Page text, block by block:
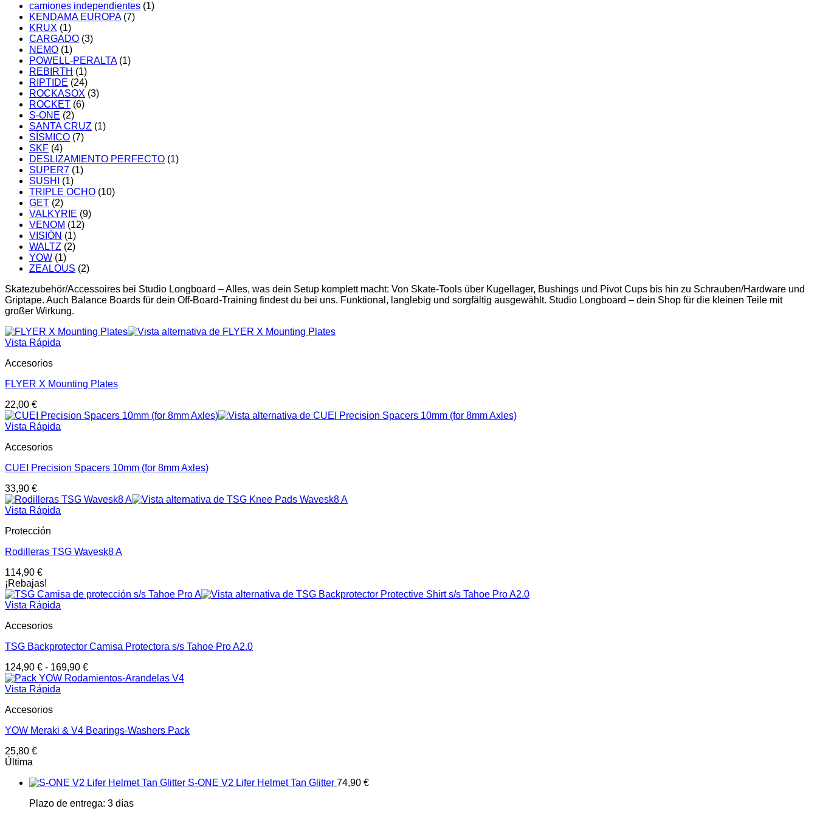
camiones independientes (1)
KENDAMA EUROPA (7)
KRUX (1)
CARGADO (3)
NEMO (1)
POWELL-PERALTA (1)
REBIRTH (1)
RIPTIDE (24)
ROCKASOX (3)
ROCKET (6)
S-ONE (2)
SANTA CRUZ (1)
SÍSMICO (7)
SKF (4)
DESLIZAMIENTO PERFECTO (1)
SUPER7 (1)
SUSHI
(1)
TRIPLE OCHO (10)
GET (2)
VALKYRIE (9)
VENOM (12)
VISIÓN (1)
WALTZ (2)
YOW (1)
ZEALOUS (2)
Skatezubehör/Accessoires bei Studio Longboard – Alles, was dein Setup komplett macht: Von Skate-Tools über Kugellager, Bushings und Pivot Cups bis hin zu Schrauben/Hardware und
Griptape. Auch Balance Boards für dein Off-Board-Training findest du bei uns. Funktional, langlebig und sorgfältig ausgewählt. Studio Longboard – dein Shop für die kleinen Teile mit
großer Wirkung.
Vista Rápida
Accesorios
FLYER X Mounting Plates
22,00 €
Vista Rápida
Accesorios
CUEI Precision Spacers 10mm (for 8mm Axles)
33,90 €
Vista Rápida
Protección
Rodilleras TSG Wavesk8 A
114,90 €
¡Rebajas!
Vista Rápida
Accesorios
TSG Backprotector Camisa Protectora s/s Tahoe Pro A2.0
124,90 € - 169,90 €
Vista Rápida
Accesorios
YOW Meraki & V4 Bearings-Washers Pack
25,80 €
Última
S-ONE V2 Lifer Helmet Tan Glitter 74,90 €
Plazo de entrega: 3 días